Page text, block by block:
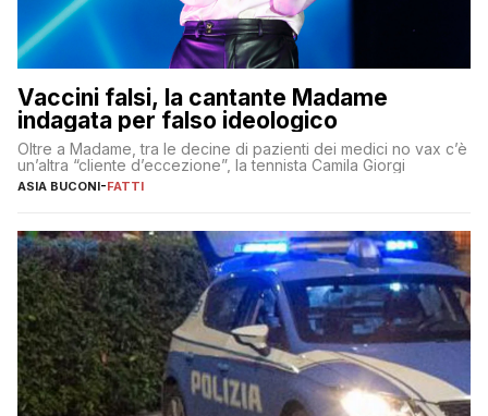
Vaccini falsi, la cantante Madame
indagata per falso ideologico
Oltre a Madame, tra le decine di pazienti dei medici no vax c’è
un’altra “cliente d’eccezione”, la tennista Camila Giorgi
ASIA BUCONI-FATTI